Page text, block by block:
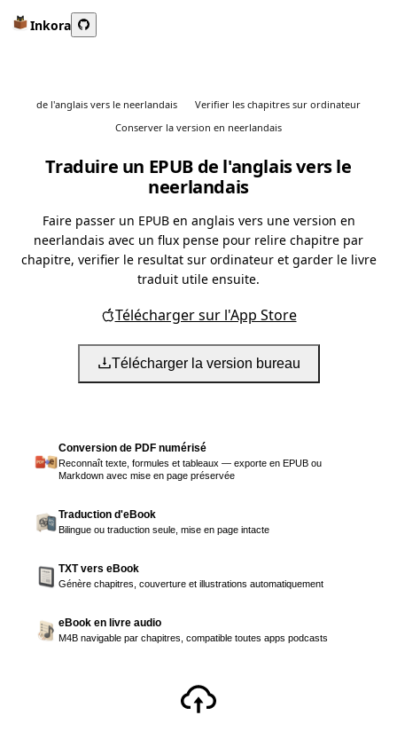
Inkora
de l'anglais vers le neerlandais
Verifier les chapitres sur ordinateur
Conserver la version en neerlandais
Traduire un EPUB de l'anglais vers le
neerlandais
Faire passer un EPUB en anglais vers une version en
neerlandais avec un flux pense pour relire chapitre par
chapitre, verifier le resultat sur ordinateur et garder le livre
traduit utile ensuite.
Télécharger sur l'App Store
Télécharger la version bureau
Conversion de PDF numérisé
Reconnaît texte, formules et tableaux — exporte en EPUB ou
Markdown avec mise en page préservée
Traduction d'eBook
Bilingue ou traduction seule, mise en page intacte
TXT vers eBook
Génère chapitres, couverture et illustrations automatiquement
eBook en livre audio
M4B navigable par chapitres, compatible toutes apps podcasts